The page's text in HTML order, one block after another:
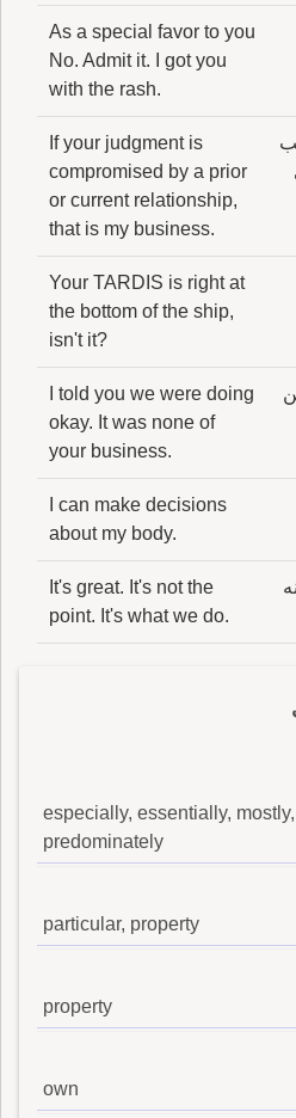
As a special favor to you
No. Admit it. I got you
with the rash.
If your judgment is
compromised by a prior
or current relationship,
that is my business.
Your TARDIS is right at
the bottom of the ship,
isn't it?
I told you we were doing
okay. It was none of
your business.
I can make decisions
about my body.
It's great. It's not the
point. It's what we do.
especially, essentially,
predominately
particular, property
property
own